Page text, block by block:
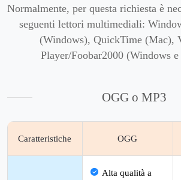
Normalmente, per questa richiesta è
seguenti lettori multimediali:
(Windows), QuickTime (Mac),
Player/Foobar2000 (Windows
OGG o MP3
Caratteristiche OGG
Alta qualità a